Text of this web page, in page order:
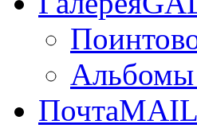
Альбомы
ПочтаMAIL